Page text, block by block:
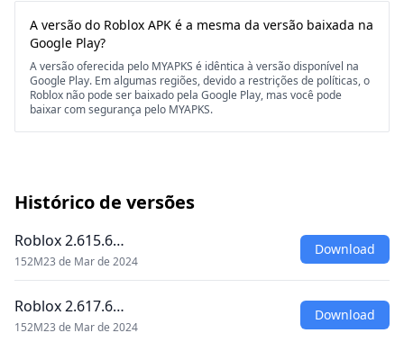
A versão do Roblox APK é a mesma da versão baixada na
Google Play?
A versão oferecida pelo MYAPKS é idêntica à versão disponível na
Google Play. Em algumas regiões, devido a restrições de políticas, o
Roblox não pode ser baixado pela Google Play, mas você pode
baixar com segurança pelo MYAPKS.
Histórico de versões
Roblox 2.615.6…
152M23 de Mar de 2024
Download
Roblox 2.617.6…
152M23 de Mar de 2024
Download